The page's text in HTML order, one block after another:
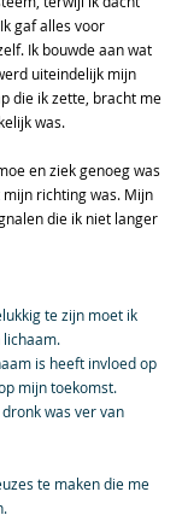
gaf alles voor
Ik bouwde aan wat
uiteindelijk mijn
die ik zette, bracht me
was.
en ziek genoeg was
richting was. Mijn
die ik niet langer
te zijn moet ik
is heeft invloed op
mijn toekomst.
was ver van
te maken die me